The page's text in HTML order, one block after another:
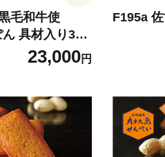
毛和牛使
具材入り3食
23,000円
F195a